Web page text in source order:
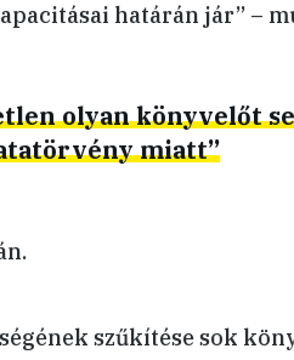
határán jár” –
olyan könyvelőt
miatt”
szűkítése sok